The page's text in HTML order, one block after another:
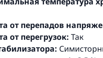
от перепадов
от перегрузок: Так